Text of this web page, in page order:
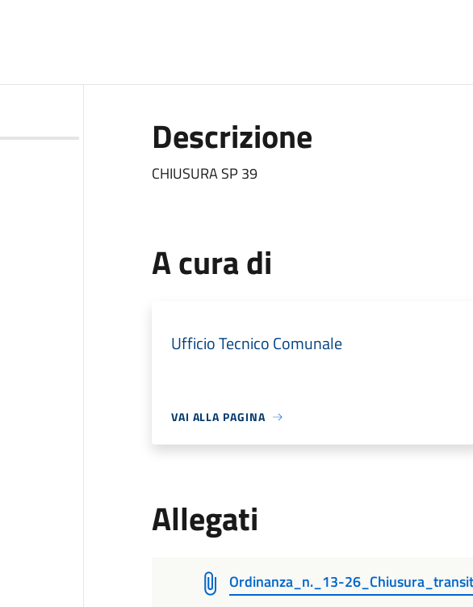
Descrizione
CHIUSURA SP 39
A cura di
Ufficio Tecnico Comunale
VAI ALLA PAGINA
Allegati
Ordinanza_n._13-